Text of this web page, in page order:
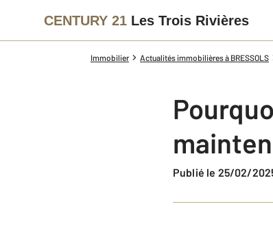
CENTURY 21 Les Trois Rivières
Immobilier Actualités immobilières à BRESSOLS
Publié le 25/02/